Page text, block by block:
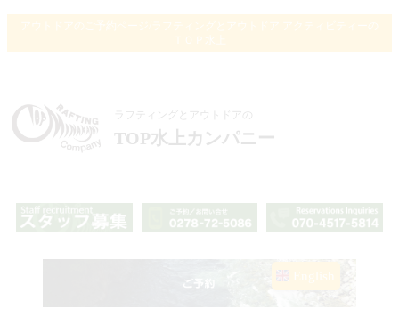
アウトドアのご予約ページ/ラフティングとアウトドア アクティビティーの
ラフティングとアウトドアの
TOP水上カンパニー
English